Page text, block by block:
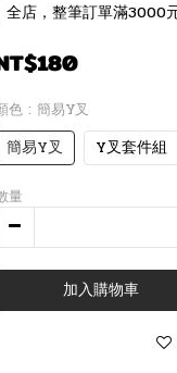
全店，整筆訂單滿3000
色 : 簡易Y叉
簡易Y叉 Y叉套件組
量
加入購物車